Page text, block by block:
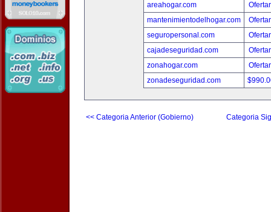
areahogar.com
mantenimientodelhogar.com
seguropersonal.com
cajadeseguridad.com
zonahogar.com
zonadeseguridad.com
<< Categoria Anterior (Gobierno) Categoria